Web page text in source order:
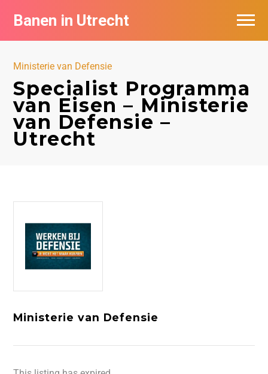
Banen in Utrecht
Ministerie van Defensie
Specialist Programma
van Eisen – Ministerie
van Defensie –
Utrecht
Ministerie van Defensie
Vacatures per bedrijf in Utrecht